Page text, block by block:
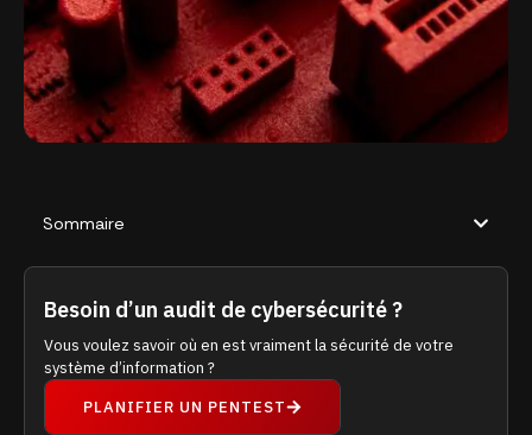
Sommaire
Besoin d’un audit de cybersécurité ?
Vous voulez savoir où en est vraiment la sécurité de votre
système d’information ?
PLANIFIER UN PENTEST